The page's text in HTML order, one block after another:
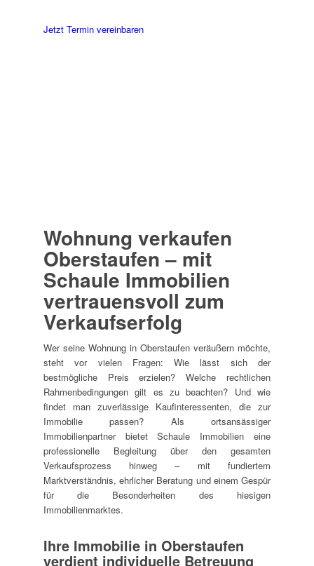
Jetzt Termin vereinbaren
Wohnung verkaufen
Oberstaufen – mit
Schaule Immobilien
vertrauensvoll zum
Verkaufserfolg
Wer seine Wohnung in Oberstaufen veräußern möchte,
steht vor vielen Fragen: Wie lässt sich der
bestmögliche Preis erzielen? Welche rechtlichen
Rahmenbedingungen gilt es zu beachten? Und wie
findet man zuverlässige Kaufinteressenten, die zur
Immobilie passen? Als ortsansässiger
Immobilienpartner bietet Schaule Immobilien eine
professionelle Begleitung über den gesamten
Verkaufsprozess hinweg – mit fundiertem
Marktverständnis, ehrlicher Beratung und einem Gespür
für die Besonderheiten des hiesigen
Immobilienmarktes.
Ihre Immobilie in Oberstaufen
verdient individuelle Betreuung